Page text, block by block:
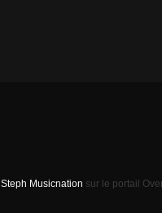
Steph Musicnation sur le portail